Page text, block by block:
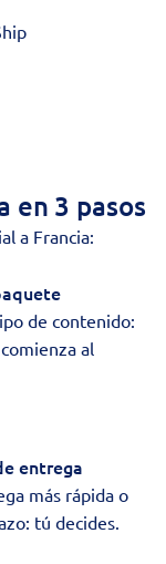
en 3 pasos
a Francia:
de contenido:
al
entrega
más rápida o
tú decides.